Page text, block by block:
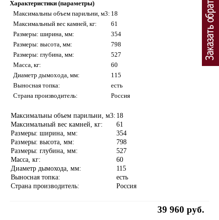
Характеристики (параметры)
Максимальны объем парильни, м3: 18
Максимальный вес камней, кг:
61
Размеры: ширина, мм:
354
Размеры: высота, мм:
798
Размеры: глубина, мм:
527
Масса, кг:
60
Диаметр дымохода, мм:
115
Выносная топка:
есть
Страна производитель:
Россия
Максимальны объем парильни, м3: 18
Максимальный вес камней, кг:
61
Размеры: ширина, мм:
354
Размеры: высота, мм:
798
Размеры: глубина, мм:
527
Масса, кг:
60
Диаметр дымохода, мм:
115
Выносная топка:
есть
Страна производитель:
Россия
39 960 руб.